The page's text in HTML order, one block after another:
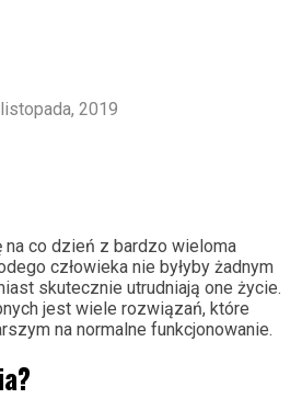
2019
co dzień z bardzo wieloma
człowieka nie byłyby żadnym
skutecznie utrudniają one życie.
jest wiele rozwiązań, które
na normalne funkcjonowanie.